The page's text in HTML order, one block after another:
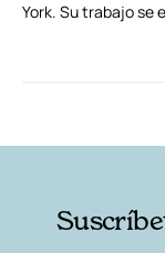
York. Su trabajo se